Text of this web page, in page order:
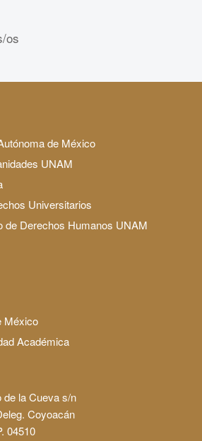
os
de México
UNAM
Universitarios
de Derechos Humanos UNAM
México
Académica
la Cueva s/n
Coyoacán
04510